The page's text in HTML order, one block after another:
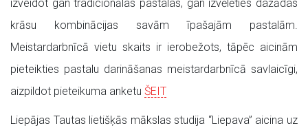
izveidot gan tradicionālas pastalas, gan izvēlēties dažādas
krāsu kombinācijas savām īpašajām pastalām.
Meistardarbnīcā vietu skaits ir ierobežots, tāpēc aicinām
pieteikties pastalu darināšanas meistardarbnīcā savlaicīgi,
aizpildot pieteikuma anketu ŠEIT
Liepājas Tautas lietišķās mākslas studija “Liepava” aicina uz